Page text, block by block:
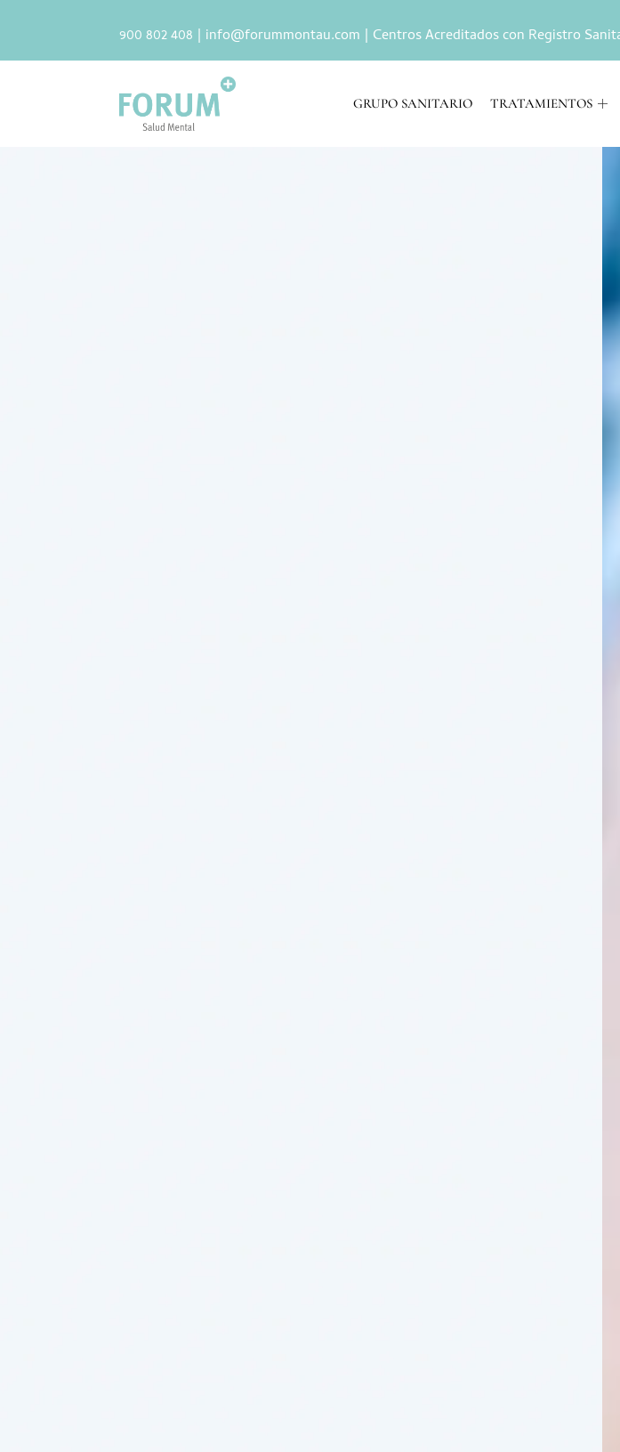
900 802 408 | info@forummontau.com | Centros Acreditados con Registro
GRUPO SANITARIO TRATAMIENTOS